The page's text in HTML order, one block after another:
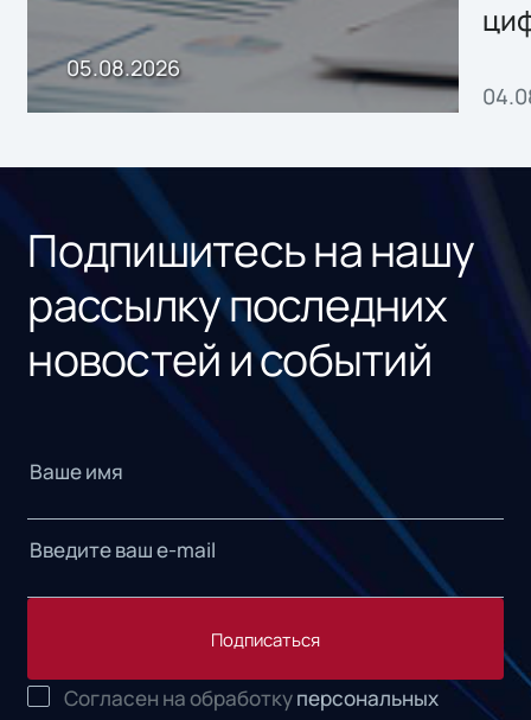
05.08.2026
Подпишитесь на нашу
рассылку последних
новостей и событий
Подписаться
Согласен на обработкуперсональных